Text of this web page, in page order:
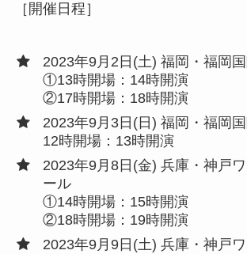
［開催日程］
2023年9月2日(土) 福岡・福岡
①13時開場：14時開演
②17時開場：18時開演
2023年9月3日(日) 福岡・福岡
12時開場：13時開演
2023年9月8日(金) 兵庫・神戸
ール
①14時開場：15時開演
②18時開場：19時開演
2023年9月9日(土) 兵庫・神戸